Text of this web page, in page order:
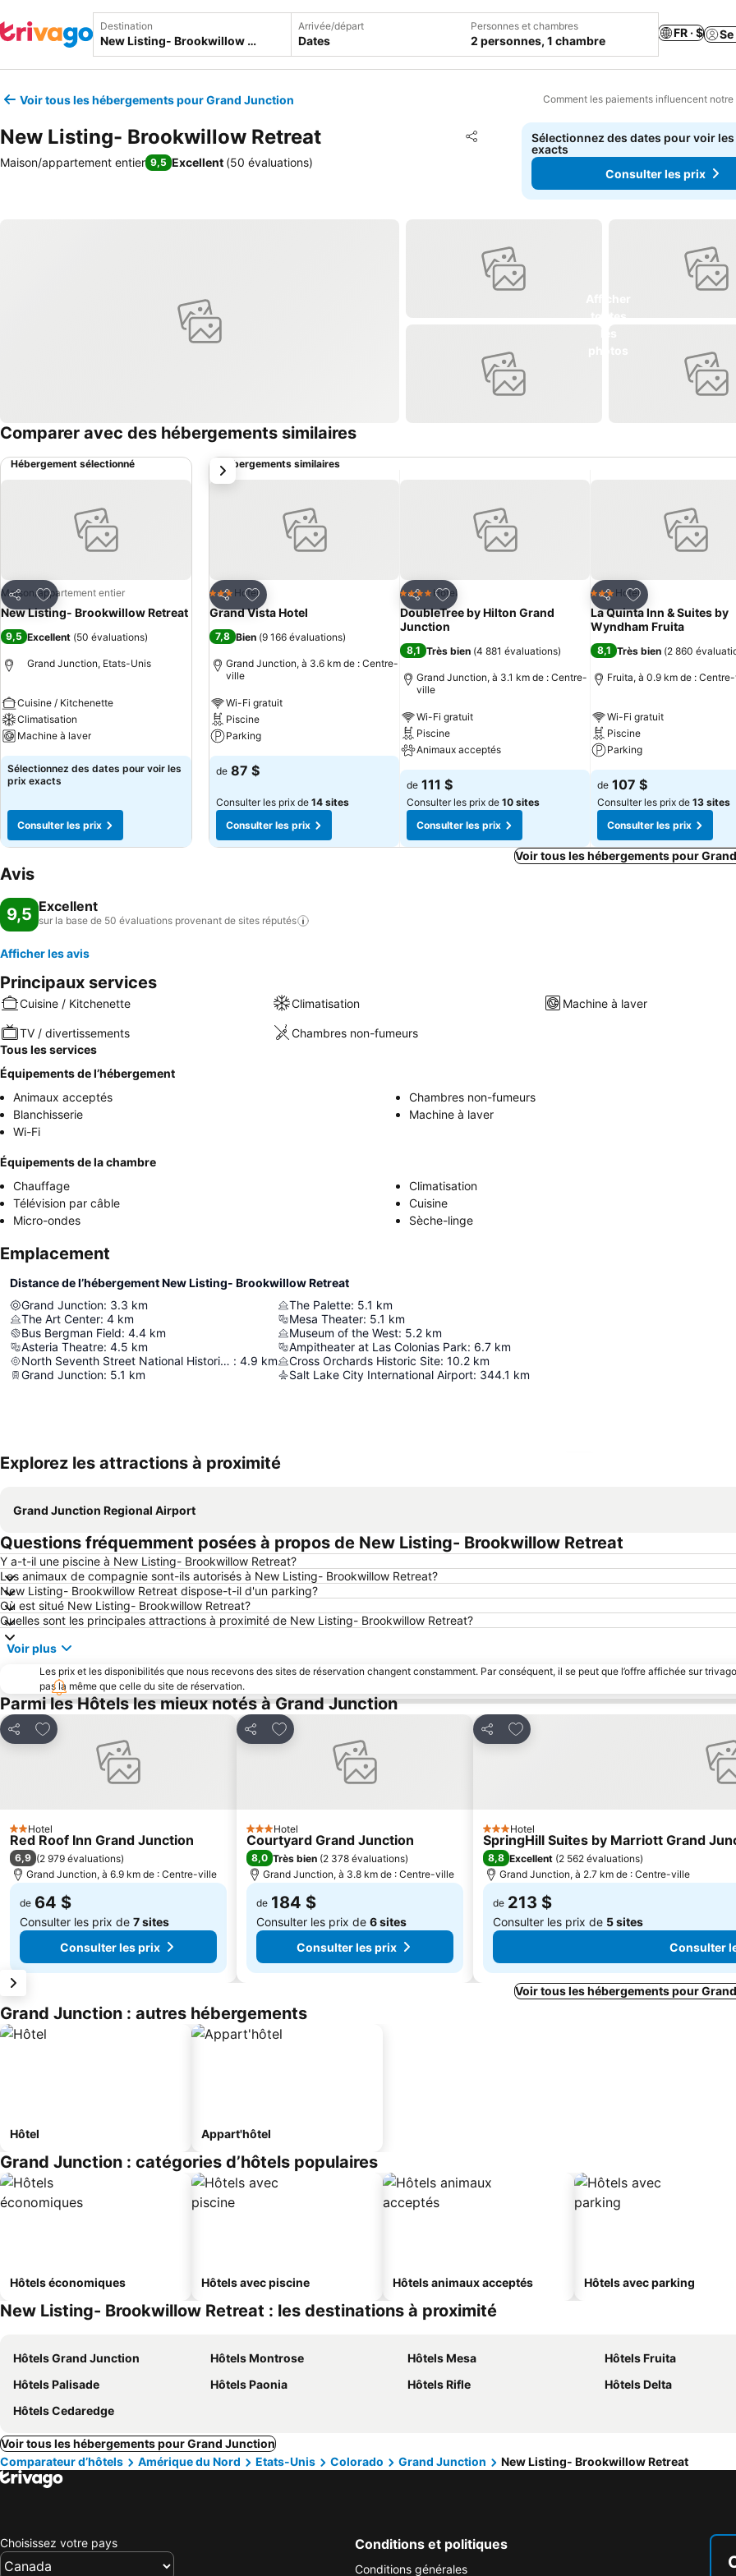
Destination Arrivée/départ
Dates
Personnes et chambres
2 personnes, 1 chambre
FR · $
Voir tous les hébergements pour Grand Junction Comment les paiements influencent
New Listing- Brookwillow Retreat Partager
Ajouter à mes favoris
Maison/appartement entier 9,5 Excellent (50 évaluations)
Sélectionnez des dates pour voir
exacts
Consulter les prix
Comparer avec des hébergements similaires
Hébergement sélectionné
Partager
Ajouter à mes favoris
Maison/appartement entier
New Listing- Brookwillow Retreat
9,5 Excellent (50 évaluations)
Grand Junction, Etats-Unis
Cuisine / Kitchenette
Climatisation
Machine à laver
Sélectionnez des dates pour voir les
prix exacts
Consulter les prix
Hébergements similaires
Partager
Ajouter à mes favoris
3 ÉtoilesHotel
Grand Vista Hotel
7,8 Bien (9 166 évaluations)
Grand Junction, à 3.6 km de : Centre-
ville
Wi-Fi gratuit
Piscine
Parking
de 87 $
Consulter les prix de 14 sites
Consulter les prix
Partager
Ajouter à mes favoris
4 ÉtoilesHotel
DoubleTree by Hilton Grand
Junction
8,1 Très bien (4 881 évaluations)
Grand Junction, à 3.1 km de : Centre-
ville
Wi-Fi gratuit
Piscine
Animaux acceptés
de 111 $
Consulter les prix de 10 sites
Consulter les prix
Partager
Ajouter à mes
3 ÉtoilesHotel
La Quinta Inn & Suites by
Wyndham Fruita
8,1 Très bien (2 860
Fruita, à 0.9 km de :
Wi-Fi gratuit
Piscine
Parking
de 107 $
Consulter les prix de 13 sites
Consulter les prix
suivant
Voir tous les hébergements pour
Avis
9,5 Excellent
sur la base de 50 évaluations provenant de sites réputés
Afficher les avis
Principaux services
Cuisine / Kitchenette Climatisation Machine à laver
TV / divertissements
Chambres non-fumeurs
Tous les services
Équipements de l’hébergement
Animaux acceptés
Chambres non-fumeurs
Blanchisserie
Machine à laver
Wi-Fi
Équipements de la chambre
Chauffage
Climatisation
Télévision par câble
Cuisine
Micro-ondes
Sèche-linge
Emplacement
Distance de l’hébergement New Listing- Brookwillow Retreat
Grand Junction: 3.3 km
The Art Center: 4 km
Bus Bergman Field: 4.4 km
Asteria Theatre: 4.5 km
North Seventh Street National Historic District : 4.9 km
Grand Junction: 5.1 km
The Palette: 5.1 km
Mesa Theater: 5.1 km
Museum of the West: 5.2 km
Ampitheater at Las Colonias Park: 6.7 km
Cross Orchards Historic Site: 10.2 km
Salt Lake City International Airport: 344.1 km
Explorez les attractions à proximité
Grand Junction Regional Airport
Questions fréquemment posées à propos de New Listing- Brookwillow Retreat
Y a-t-il une piscine à New Listing- Brookwillow Retreat?
Les animaux de compagnie sont-ils autorisés à New Listing- Brookwillow Retreat?
New Listing- Brookwillow Retreat dispose-t-il d'un parking?
Où est situé New Listing- Brookwillow Retreat?
Quelles sont les principales attractions à proximité de New Listing- Brookwillow Retreat?
Voir plus
Les prix et les disponibilités que nous recevons des sites de réservation changent constamment. Par conséquent, il se peut que l’offre affichée sur
pas la même que celle du site de réservation.
Parmi les Hôtels les mieux notés à Grand Junction
Partager
Ajouter à mes favoris
2 Étoiles
Hotel
Red Roof Inn Grand Junction
6,9 (2 979 évaluations)
Grand Junction, à 6.9 km de : Centre-ville
de 64 $
Consulter les prix de 7 sites
Consulter les prix
Partager
Ajouter à mes favoris
3 Étoiles
Hotel
Courtyard Grand Junction
8,0 Très bien (2 378 évaluations)
Grand Junction, à 3.8 km de : Centre-ville
de 184 $
Consulter les prix de 6 sites
Consulter les prix
Partager
Ajouter à mes favoris
3 Étoiles
Hotel
SpringHill Suites by Marriott Grand
8,8 Excellent (2 562 évaluations)
Grand Junction, à 2.7 km de : Centre-ville
de 213 $
Consulter les prix de 5 sites
Consulter
Voir tous les hébergements pour
Grand Junction : autres hébergements
Hôtel Appart'hôtel
Grand Junction : catégories d’hôtels populaires
Hôtels économiques Hôtels avec piscine Hôtels animaux acceptés Hôtels avec parking
New Listing- Brookwillow Retreat : les destinations à proximité
Hôtels Grand Junction Hôtels Montrose Hôtels Mesa
Hôtels Fruita
Hôtels Palisade
Hôtels Paonia Hôtels Rifle
Hôtels Delta
Hôtels Cedaredge
Voir tous les hébergements pour Grand Junction
Comparateur d’hôtels
Amérique du Nord Etats-Unis Colorado Grand Junction New Listing- Brookwillow Retreat
Choisissez votre pays Conditions et politiques
Conditions générales